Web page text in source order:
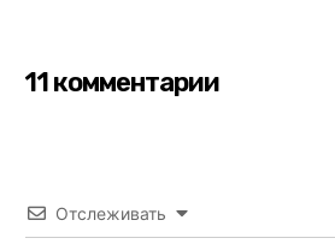
11 комментарии
Отслеживать